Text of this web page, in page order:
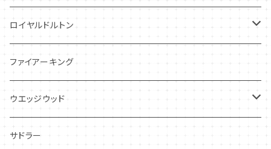
レヴェリー
フローラル
フレグランス
シーアネモネ
キーホルダー
アンティーク・カード
アクセサリー
ロイヤルドルトン
スタッフォードシャードッグ
ファイアーキング
ウエッジウッド
ジャスパー
サドラー